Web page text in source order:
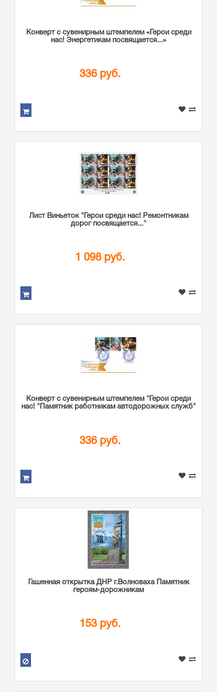
Конверт с сувенирным штемпелем «Герои среди
нас! Энергетикам посвящается...»
336 руб.
Лист Виньеток "Герои среди нас! Ремонтникам
дорог посвящается..."
1 098 руб.
Конверт с сувенирным штемпелем "Герои среди
нас! "Памятник работникам автодорожных служб"
336 руб.
Гашенная открытка ДНР г.Волноваха Памятник
героям-дорожникам
153 руб.